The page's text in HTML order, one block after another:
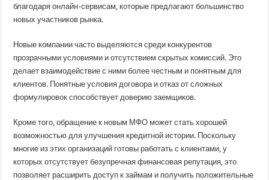
благодаря онлайн-сервисам, которые предлагают большинство
новых участников рынка.
Новые компании часто выделяются среди конкурентов
прозрачными условиями и отсутствием скрытых комиссий. Это
делает взаимодействие с ними более честным и понятным для
клиентов. Понятные условия договора и отказ от сложных
формулировок способствует доверию заемщиков.
Кроме того, обращение к новым МФО может стать хорошей
возможностью для улучшения кредитной истории. Поскольку
многие из этих организаций готовы работать с клиентами, у
которых отсутствует безупречная финансовая репутация, это
позволяет расширить доступ к займам и получить положительные